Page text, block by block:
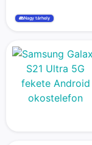
Nagy tárhely